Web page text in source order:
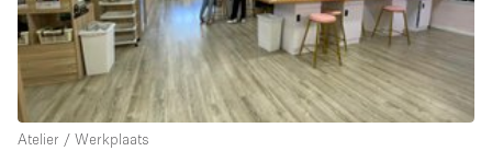
Type ruimte
Advertentieruimte
Atelier / Werkplaats